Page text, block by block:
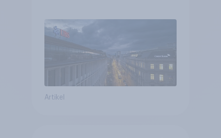
von Grossbanken steht
Artikel